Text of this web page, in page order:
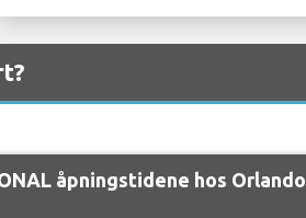
åpningstidene hos Orlando